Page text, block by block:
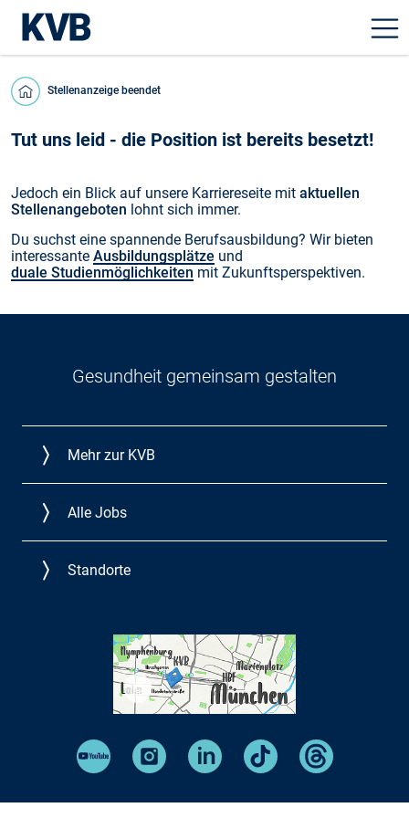
Stellenanzeige beendet
Tut uns leid - die Position ist bereits besetzt!
Jedoch ein Blick auf unsere Karriereseite mit aktuellen
Stellenangeboten lohnt sich immer.
Du suchst eine spannende Berufsausbildung? Wir bieten
interessante Ausbildungsplätze und
duale Studienmöglichkeiten mit Zukunftsperspektiven.
Gesundheit gemeinsam gestalten
Mehr zur KVB
Alle Jobs
Standorte
©
KVB